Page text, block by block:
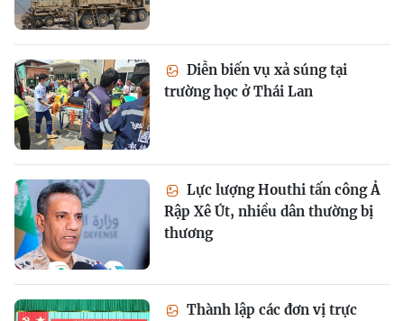
Diễn biến vụ xả súng tại
trường học ở Thái Lan
Lực lượng Houthi tấn công Ả
Rập Xê Út, nhiều dân thường bị
thương
Thành lập các đơn vị trực